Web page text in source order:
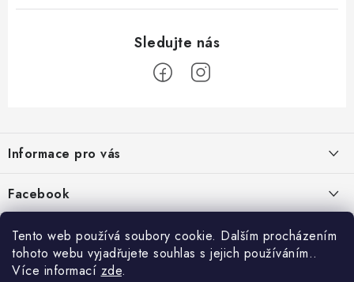
Tento web používá soubory cookie. Dalším procházením
tohoto webu vyjadřujete souhlas s jejich používáním..
Více informací zde.
p
a
t
Informace pro vás
Obchodní podmínky
Podmínky ochrany osobních údajů
Reklamace
Facebook